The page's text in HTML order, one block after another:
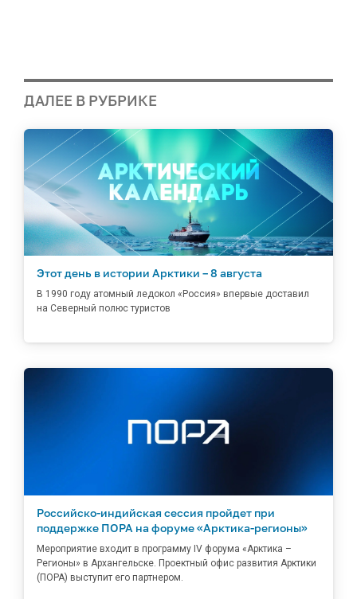
ДАЛЕЕ В РУБРИКЕ
Этот день в истории Арктики – 8 августа
В 1990 году атомный ледокол «Россия» впервые доставил
на Северный полюс туристов
Российско-индийская сессия пройдет при
поддержке ПОРА на форуме «Арктика-регионы»
Мероприятие входит в программу IV форума «Арктика –
Регионы» в Архангельске. Проектный офис развития Арктики
(ПОРА) выступит его партнером.